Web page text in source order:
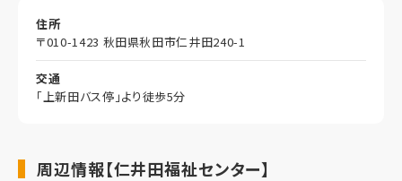
住所
〒010-1423 秋田県秋田市仁井田240-1
交通
「上新田バス停」より徒歩5分
周辺情報【仁井田福祉センター】